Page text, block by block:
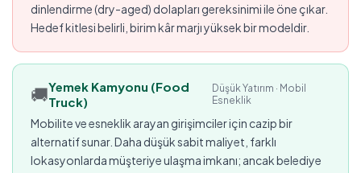
dinlendirme (dry-aged) dolapları gereksinimi ile öne çıkar.
Hedef kitlesi belirli, birim kâr marjı yüksek bir modeldir.
🚚Yemek Kamyonu (Food
Truck)
Düşük Yatırım · Mobil
Esneklik
Mobilite ve esneklik arayan girişimciler için cazip bir
alternatif sunar. Daha düşük sabit maliyet, farklı
lokasyonlarda müşteriye ulaşma imkanı; ancak belediye